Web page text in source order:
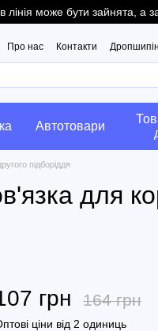
може бути зайнята,
Про нас Контакти
Автотовари
підборіддя
для
грн 164 грн
ціни від 2 одиниць